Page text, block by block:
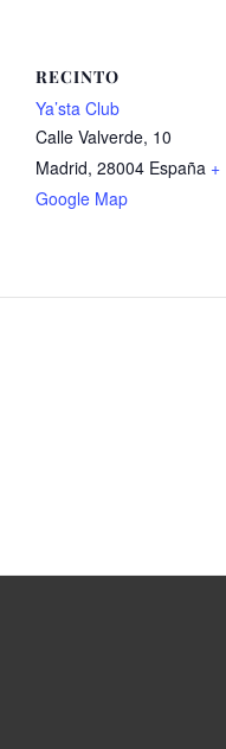
RECINTO
Ya’sta Club
Calle Valverde, 10
Madrid, 28004 España +
Google Map